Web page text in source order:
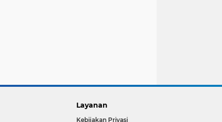
Layanan
Kebijakan Privasi